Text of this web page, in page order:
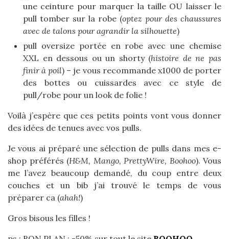
une ceinture pour marquer la taille OU laisser le
pull tomber sur la robe (optez pour des chaussures
avec de talons pour agrandir la silhouette)
pull oversize portée en robe avec une chemise
XXL en dessous ou un shorty (histoire de ne pas
finir à poil) – je vous recommande x1000 de porter
des bottes ou cuissardes avec ce style de
pull/robe pour un look de folie !
Voilà j’espère que ces petits points vont vous donner
des idées de tenues avec vos pulls.
Je vous ai préparé une sélection de pulls dans mes e-
shop préférés (H&M, Mango, PrettyWire, Boohoo). Vous
me l’avez beaucoup demandé, du coup entre deux
couches et un bib j’ai trouvé le temps de vous
préparer ca (ahah!)
Gros bisous les filles !